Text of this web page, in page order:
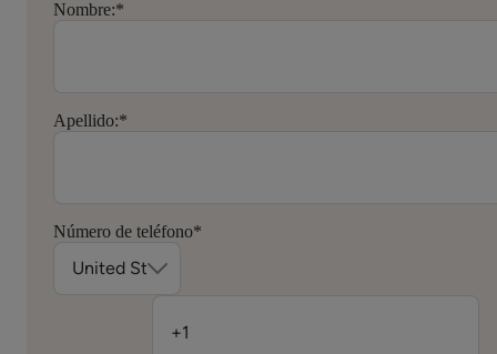
Nombre:*
Apellido:*
Número de teléfono*